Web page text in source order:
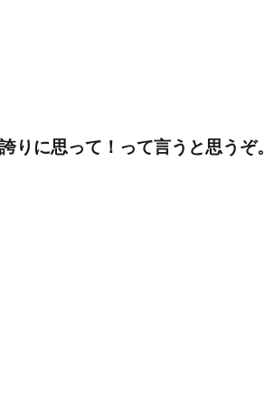
りに思って！って言うと思うぞ。